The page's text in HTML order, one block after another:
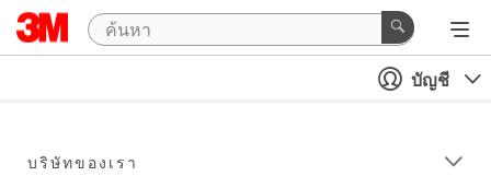
บัญชี
บริษัทของเรา